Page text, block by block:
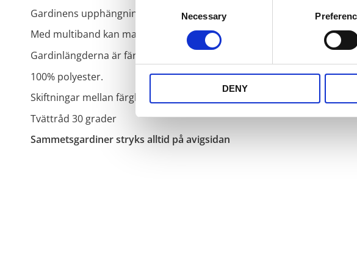
Selection
Necessary
DENY
Gardinens upphängning är med multiband.
Med multiband kan man hänga upp gardinen på tre olika sätt, med
Gardinlängderna är färdigsydda, du behöver bara fålla dom till önskad
100% polyester.
Skiftningar mellan färgbaden kan förekomma.
Tvättråd 30 grader
Sammetsgardiner stryks alltid på avigsidan